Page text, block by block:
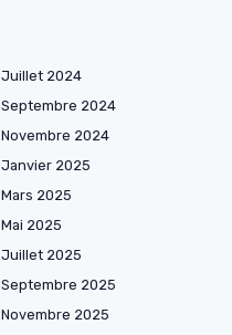
Juillet 2024
Septembre 2024
Novembre 2024
Janvier 2025
Mars 2025
Mai 2025
Juillet 2025
Septembre 2025
Novembre 2025